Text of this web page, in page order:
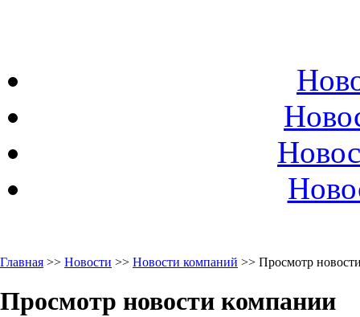
Главная >> Новости >> Новости компаний >> Просмотр
Просмотр новости компании